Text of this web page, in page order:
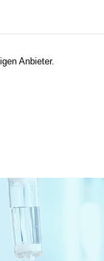
Anbieter.